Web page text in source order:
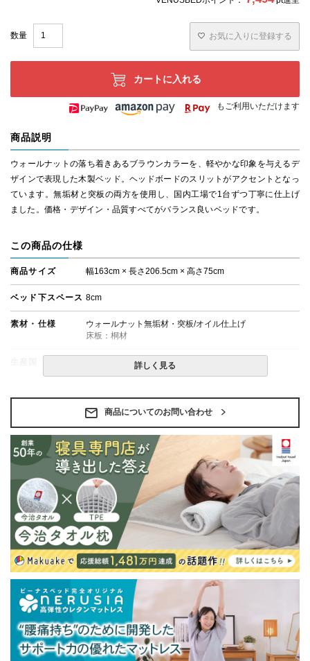
お気に入りに登録する
カートに入れる
もご利用いただけます
商品説明
ウォールナットの落ち着きあるブラウンカラーを、軽やかな印象を与えるデ
ザインで表現した木製ベッド。ヘッドボードのスリットがアクセントとなっ
ています。無垢材と突板の両方を使用し、国内工場で1台ずつ丁寧に仕上げ
ました。価格・デザイン・品質すべてがバランス良いベッドです。
この商品の仕様
商品サイズ 幅163cm × 長さ206.5cm × 高さ75cm
ベッド下スペース 8cm
素材・仕様
ウォールナット無垢材・突板/オイル仕上げ
床板：桐材
・この商品は組み立て式です。
・ベッドフレームのみの金額です。
※北海道・沖縄・離島等一部地域へのお届けは別途送料
が発生する場合がございます。また発送予定も変更にな
る場合があります。
詳しく見る
商品についてのお問い合わせ